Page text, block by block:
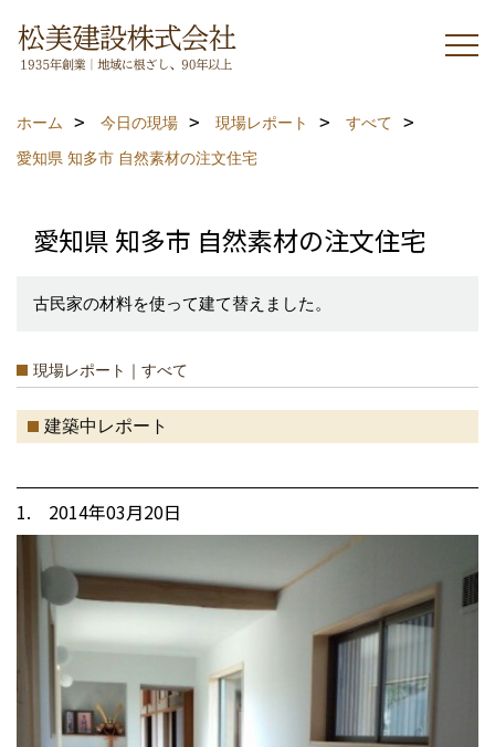
ホーム 今日の現場 現場レポート
すべて
愛知県 知多市 自然素材の注文住宅
愛知県 知多市 自然素材の注文住宅
古民家の材料を使って建て替えました。
現場レポート｜すべて
建築中レポート
1. 2014年03月20日